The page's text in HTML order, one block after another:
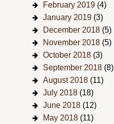
February 2019 (4)
January 2019 (3)
December 2018 (5)
November 2018 (5)
October 2018 (3)
September 2018 (8)
August 2018 (11)
July 2018 (18)
June 2018 (12)
May 2018 (11)